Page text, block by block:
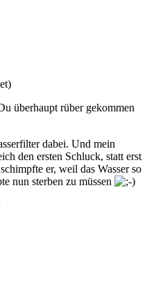
überhaupt rüber gekommen
dabei. Und mein
den ersten Schluck, statt erst
er, weil das Wasser so
nun sterben zu müssen